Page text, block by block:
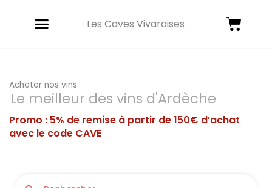
Les Caves Vivaraises
Acheter nos vins
Le meilleur des vins d'Ardèche
Promo : 5% de remise à partir de 150€ d’achat
avec le code CAVE